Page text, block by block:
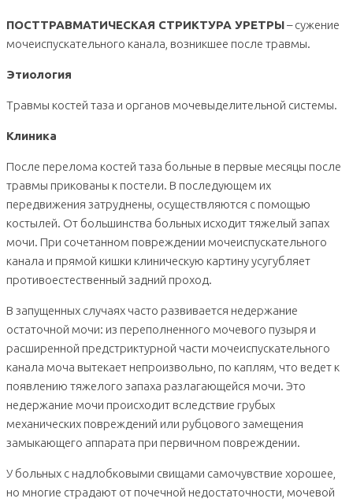
ПОСТТРАВМАТИЧЕСКАЯ СТРИКТУРА УРЕТРЫ– сужение
мочеиспускательного канала, возникшее после травмы.
Этиология
Травмы костей таза и органов мочевыделительной системы.
Клиника
После перелома костей таза больные в первые месяцы после
травмы прикованы к постели. В последующем их
передвижения затруднены, осуществляются с помощью
костылей. От большинства больных исходит тяжелый запах
мочи. При сочетанном повреждении мочеиспускательного
канала и прямой кишки клиническую картину усугубляет
противоестественный задний проход.
В запущенных случаях часто развивается недержание
остаточной мочи: из переполненного мочевого пузыря и
расширенной предстриктурной части мочеиспускательного
канала моча вытекает непроизвольно, по каплям, что ведет к
появлению тяжелого запаха разлагающейся мочи. Это
недержание мочи происходит вследствие грубых
механических повреждений или рубцового замещения
замыкающего аппарата при первичном повреждении.
У больных с надлобковыми свищами самочувствие хорошее,
но многие страдают от почечной недостаточности, мочевой